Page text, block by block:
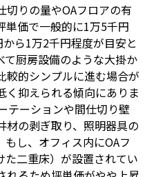
切りの量やOAフロアの有
単価で一般的に1万5千円
ら1万2千円程度が目安と
て厨房設備のような大掛か
較的シンプルに進む場合が
く抑えられる傾向にありま
テーションや間仕切り壁
材の剥ぎ取り、照明器具の
し、オフィス内にOAフ
た二重床）が設置されてい